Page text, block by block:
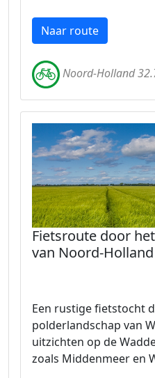
Naar route
Noord-Holland
Fietsroute door
van Noord-Holland
Een rustige fietstocht
polderlandschap van
uitzichten op de
zoals Middenmeer en